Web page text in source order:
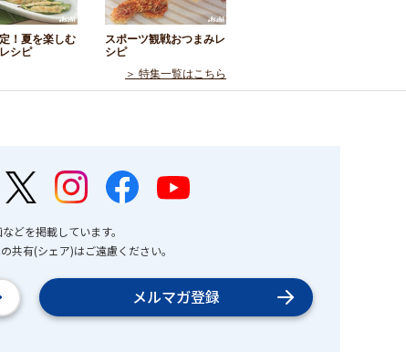
！夏を楽しむ
シピ
スポーツ観戦おつまみレ
シピ
＞ 特集一覧はこちら
どを掲載しています。
有(シェア)はご遠慮ください。
メルマガ登録